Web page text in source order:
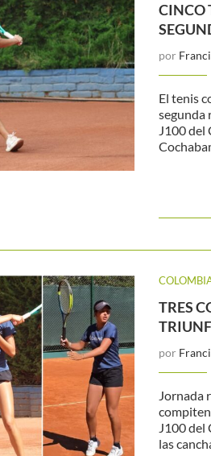
CINCO
por
El tenis
segunda
J100 del
TRES
por
Jornada
J100 del
las